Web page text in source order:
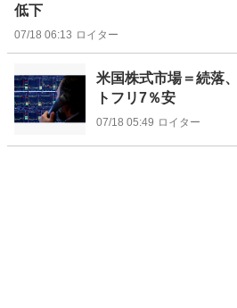
低下
07/18 06:13 ロイター
米国株式市場＝続落
トフリ7％安
07/18 05:49 ロイター